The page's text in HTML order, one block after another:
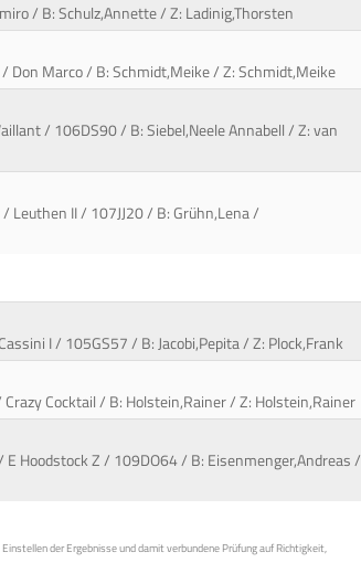
/ B: Schulz,Annette / Z: Ladinig,Thorsten
Marco / B: Schmidt,Meike / Z: Schmidt,Meike
/ 106DS90 / B: Siebel,Neele Annabell / Z: van
II / 107JJ20 / B: Grühn,Lena /
I / 105GS57 / B: Jacobi,Pepita / Z: Plock,Frank
Cocktail / B: Holstein,Rainer / Z: Holstein,Rainer
Hoodstock Z / 109DO64 / B: Eisenmenger,Andreas /
der Ergebnisse und damit verbundene Prüfung auf Richtigkeit,